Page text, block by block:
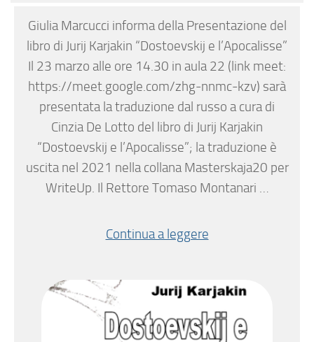
Giulia Marcucci informa della Presentazione del
libro di Jurij Karjakin “Dostoevskij e l’Apocalisse”
Il 23 marzo alle ore 14.30 in aula 22 (link meet:
https://meet.google.com/zhg-nnmc-kzv) sarà
presentata la traduzione dal russo a cura di
Cinzia De Lotto del libro di Jurij Karjakin
“Dostoevskij e l’Apocalisse”; la traduzione è
uscita nel 2021 nella collana Masterskaja20 per
WriteUp. Il Rettore Tomaso Montanari …
Continua a leggere